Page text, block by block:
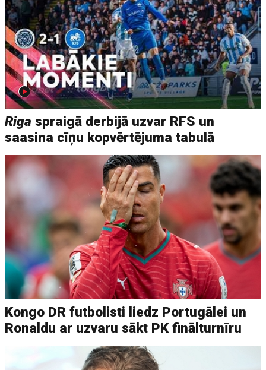
Riga spraigā derbijā uzvar RFS un
saasina cīņu kopvērtējuma tabulā
Kongo DR futbolisti liedz Portugālei un
Ronaldu ar uzvaru sākt PK finālturnīru